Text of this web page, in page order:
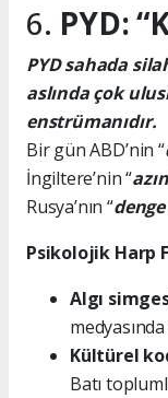
6. PYD:
PYD sahada
aslındaçok
enstrümanıdır.
Bir gün ABD’nin “
İngiltere’nin “
Rusya’nın “
Psikolojik Harp
Algı
Kültürel
Batı